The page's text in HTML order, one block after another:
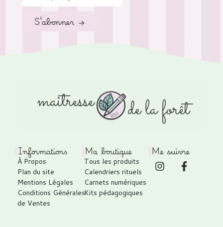
S'abonner →
Informations
À Propos
Plan du site
Mentions Légales
Conditions Générales
de Ventes
Ma boutique
Tous les produits
Calendriers rituels
Carnets numériques
Kits pédagogiques
Me suivre